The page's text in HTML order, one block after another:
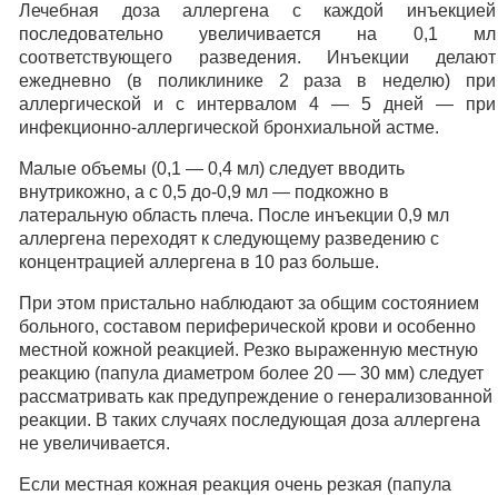
Лечебная доза аллергена с каждой инъекцией
последовательно увеличивается на 0,1 мл
соответствующего разведения. Инъекции делают
ежедневно (в поликлинике 2 раза в неделю) при
аллергической и с интервалом 4 — 5 дней — при
инфекционно-аллергической бронхиальной астме.
Малые объемы (0,1 — 0,4 мл) следует вводить
внутрикожно, а с 0,5 до-0,9 мл — подкожно в
латеральную область плеча. После инъекции 0,9 мл
аллергена переходят к следующему разведению с
концентрацией аллергена в 10 раз больше.
При этом пристально наблюдают за общим состоянием
больного, составом периферической крови и особенно
местной кожной реакцией. Резко выраженную местную
реакцию (папула диаметром более 20 — 30 мм) следует
рассматривать как предупреждение о генерализованной
реакции. В таких случаях последующая доза аллергена
не увеличивается.
Если местная кожная реакция очень резкая (папула